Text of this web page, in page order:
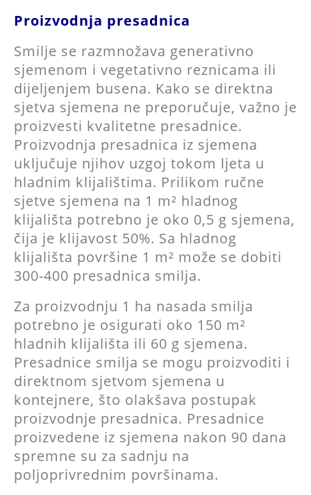
Proizvodnja presadnica
Smilje se razmnožava generativno
sjemenom i vegetativno reznicama ili
dijeljenjem busena. Kako se direktna
sjetva sjemena ne preporučuje, važno je
proizvesti kvalitetne presadnice.
Proizvodnja presadnica iz sjemena
uključuje njihov uzgoj tokom ljeta u
hladnim klijalištima. Prilikom ručne
sjetve sjemena na 1 m² hladnog
klijališta potrebno je oko 0,5 g sjemena,
čija je klijavost 50%. Sa hladnog
klijališta površine 1 m² može se dobiti
300-400 presadnica smilja.
Za proizvodnju 1 ha nasada smilja
potrebno je osigurati oko 150 m²
hladnih klijališta ili 60 g sjemena.
Presadnice smilja se mogu proizvoditi i
direktnom sjetvom sjemena u
kontejnere, što olakšava postupak
proizvodnje presadnica. Presadnice
proizvedene iz sjemena nakon 90 dana
spremne su za sadnju na
poljoprivrednim površinama.